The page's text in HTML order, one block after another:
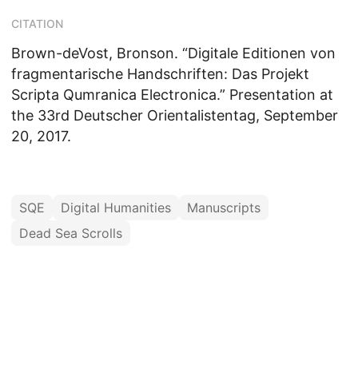
CITATION
Brown-deVost, Bronson. “Digitale Editionen von
fragmentarische Handschriften: Das Projekt
Scripta Qumranica Electronica.” Presentation at
the 33rd Deutscher Orientalistentag, September
20, 2017.
SQE Digital Humanities
Manuscripts
Dead Sea Scrolls